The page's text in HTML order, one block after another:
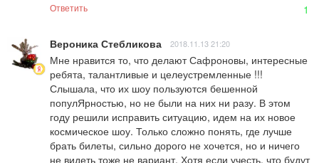
Ответить 1
Вероника Стебликова 2018.11.13 21:20
Мне нравится то, что делают Сафроновы, интересные
ребята, талантливые и целеустремленные !!!
Слышала, что их шоу пользуются бешенной
популЯрностью, но не были на них ни разу. В этом
году решили исправить ситуацию, идем на их новое
космическое шоу. Только сложно понять, где лучше
брать билеты, сильно дорого не хочется, но и ничего
не видеть тоже не вариант. Хотя если учесть, что будут